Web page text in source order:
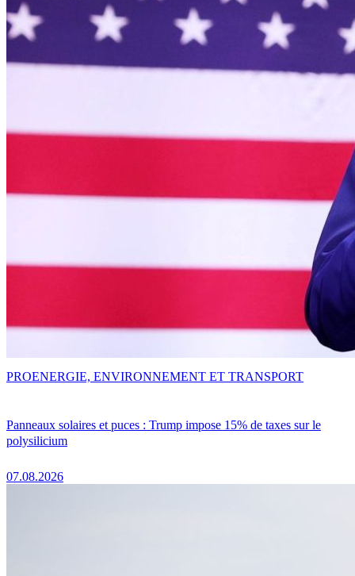
Panneaux solaires et puces : Trump impose 15% de taxes sur le
polysilicium
07.08.2026
PROENERGIE, ENVIRONNEMENT ET TRANSPORT